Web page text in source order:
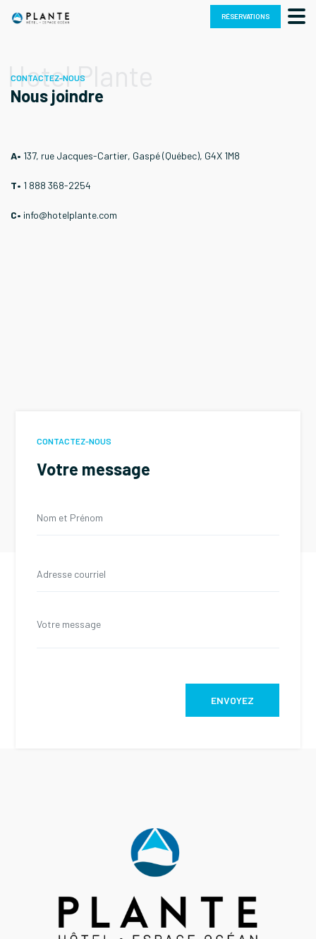
RÉSERVATIONS
CONTACTEZ-NOUS
Hotel Plante
Nous joindre
A• 137, rue Jacques-Cartier, Gaspé (Québec), G4X 1M8
T• 1 888 368-2254
C• info@hotelplante.com
CONTACTEZ-NOUS
Votre message